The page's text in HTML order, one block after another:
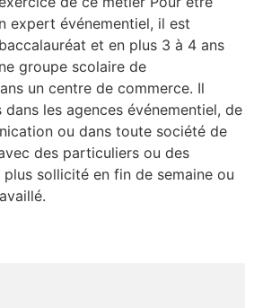
expert événementiel, il est
et en plus 3 à 4 ans
groupe scolaire de
un centre de commerce. Il
les agences événementiel, de
ou dans toute société de
des particuliers ou des
sollicité en fin de semaine ou